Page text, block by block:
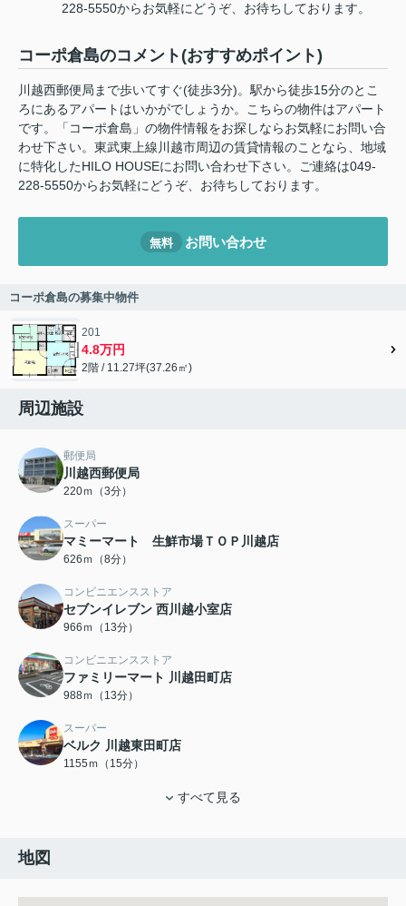
228-5550からお気軽にどうぞ、お待ちしております。
コーポ倉島のコメント(おすすめポイント)
川越西郵便局まで歩いてすぐ(徒歩3分)。駅から徒歩15分のとこ
ろにあるアパートはいかがでしょうか。こちらの物件はアパート
です。「コーポ倉島」の物件情報をお探しならお気軽にお問い合
わせ下さい。東武東上線川越市周辺の賃貸情報のことなら、地域
に特化したHILO HOUSEにお問い合わせ下さい。ご連絡は049-
228-5550からお気軽にどうぞ、お待ちしております。
無料 お問い合わせ
コーポ倉島の募集中物件
201
4.8万円
2階 / 11.27坪(37.26㎡)
周辺施設
郵便局
川越西郵便局
220ｍ（3分）
スーパー
マミーマート 生鮮市場ＴＯＰ川越店
626ｍ（8分）
コンビニエンスストア
セブンイレブン 西川越小室店
966ｍ（13分）
コンビニエンスストア
ファミリーマート 川越田町店
988ｍ（13分）
スーパー
ベルク 川越東田町店
1155ｍ（15分）
すべて見る
地図